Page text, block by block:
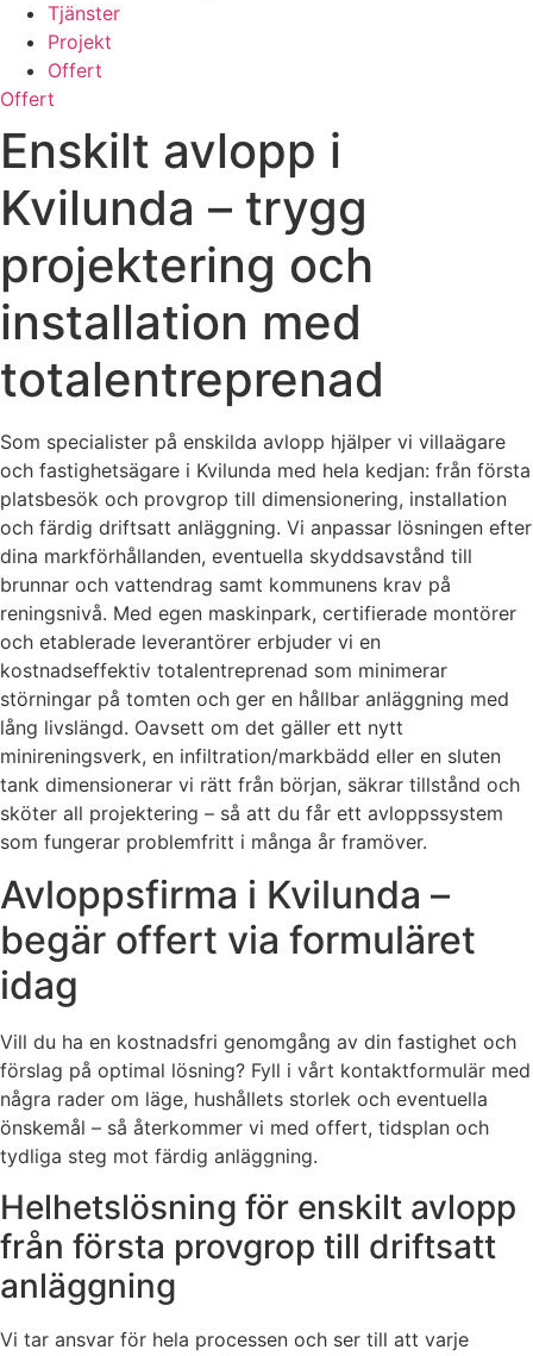
Tjänster
Projekt
Offert
Offert
Enskilt avlopp i
Kvilunda – trygg
projektering och
installation med
totalentreprenad
Som specialister på enskilda avlopp hjälper vi villaägare
och fastighetsägare i Kvilunda med hela kedjan: från första
platsbesök och provgrop till dimensionering, installation
och färdig driftsatt anläggning. Vi anpassar lösningen efter
dina markförhållanden, eventuella skyddsavstånd till
brunnar och vattendrag samt kommunens krav på
reningsnivå. Med egen maskinpark, certifierade montörer
och etablerade leverantörer erbjuder vi en
kostnadseffektiv totalentreprenad som minimerar
störningar på tomten och ger en hållbar anläggning med
lång livslängd. Oavsett om det gäller ett nytt
minireningsverk, en infiltration/markbädd eller en sluten
tank dimensionerar vi rätt från början, säkrar tillstånd och
sköter all projektering – så att du får ett avloppssystem
som fungerar problemfritt i många år framöver.
Avloppsfirma i Kvilunda –
begär offert via formuläret
idag
Vill du ha en kostnadsfri genomgång av din fastighet och
förslag på optimal lösning? Fyll i vårt kontaktformulär med
några rader om läge, hushållets storlek och eventuella
önskemål – så återkommer vi med offert, tidsplan och
tydliga steg mot färdig anläggning.
Helhetslösning för enskilt avlopp
från första provgrop till driftsatt
anläggning
Vi tar ansvar för hela processen och ser till att varje